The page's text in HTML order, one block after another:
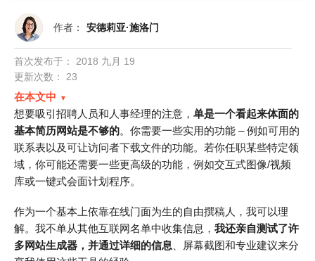
作者： 安德莉亚·施洛门
首次发布于：
2018 九月 19
更新次数： 23
在本文中
想要吸引招聘人员和人事经理的注意， 单是一个看起来体面的
基本简历网站是不够的。你需要一些实用的功能 – 例如可用的
联系表以及可让访问者下载文件的功能。若你任职某些特定领
域，你可能还需要一些更高级的功能，例如交互式图像/视频
库或一键式会面计划程序。
作为一个基本上依靠在线门面为生的自由撰稿人，我可以理
解。我不单从其他互联网名单中收集信息， 我还亲自测试了许
多网站生成器，并通过详细的信息 、屏幕截图和专业建议来分